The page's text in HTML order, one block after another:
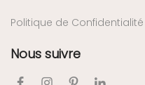
Politique de Confidentialité
Nous suivre